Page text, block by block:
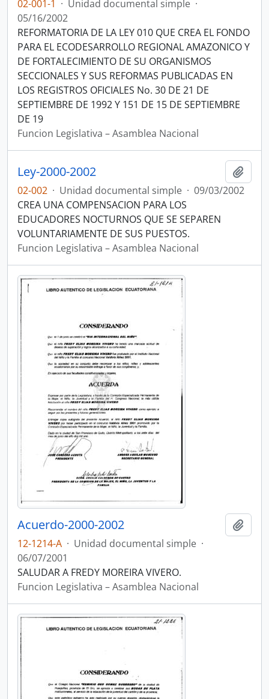
02-001-1 · Unidad documental simple ·
05/16/2002
REFORMATORIA DE LA LEY 010 QUE CREA EL FONDO
PARA EL ECODESARROLLO REGIONAL AMAZONICO Y
DE FORTALECIMIENTO DE SU ORGANISMOS
SECCIONALES Y SUS REFORMAS PUBLICADAS EN
LOS REGISTROS OFICIALES No. 30 DE 21 DE
SEPTIEMBRE DE 1992 Y 151 DE 15 DE SEPTIEMBRE
DE 19
Funcion Legislativa – Asamblea Nacional
Ley-2000-2002
02-002 · Unidad documental simple · 09/03/2002
CREA UNA COMPENSACION PARA LOS
EDUCADORES NOCTURNOS QUE SE SEPAREN
VOLUNTARIAMENTE DE SUS PUESTOS.
Funcion Legislativa – Asamblea Nacional
Acuerdo-2000-2002
12-1214-A · Unidad documental simple ·
06/07/2001
SALUDAR A FREDY MOREIRA VIVERO.
Funcion Legislativa – Asamblea Nacional